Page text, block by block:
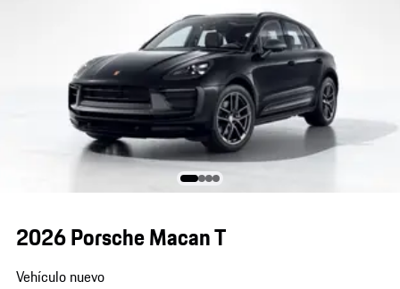
2026 Porsche Macan T
Vehículo nuevo